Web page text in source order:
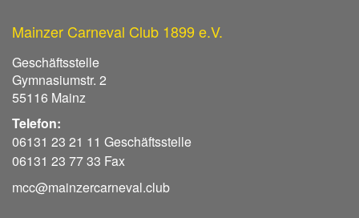
Mainzer Carneval Club 1899 e.V.
Geschäftsstelle
Gymnasiumstr. 2
55116 Mainz
Telefon:
06131 23 21 11 Geschäftsstelle
06131 23 77 33 Fax
mcc@mainzercarneval.club